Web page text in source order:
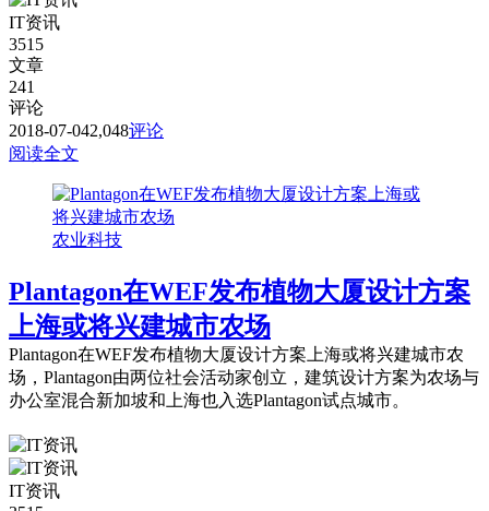
IT资讯
3515
文章
241
评论
2018-07-042,048评论
阅读全文
农业科技
Plantagon在WEF发布植物大厦设计方案
上海或将兴建城市农场
Plantagon在WEF发布植物大厦设计方案上海或将兴建城市农
场，Plantagon由两位社会活动家创立，建筑设计方案为农场与
办公室混合新加坡和上海也入选Plantagon试点城市。
IT资讯